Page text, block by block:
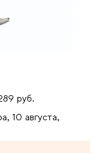
руб.
10 августа,